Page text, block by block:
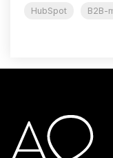
HubSpot B2B-